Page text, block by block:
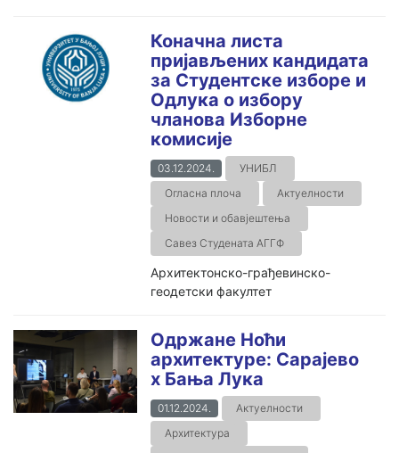
Коначна листа
пријављених кандидата
за Студентске изборе и
Одлука о избору
чланова Изборне
комисије
03.12.2024.
УНИБЛ
Огласна плоча
Актуелности
Новости и обавјештења
Савез Студената АГГФ
Архитектонско-грађевинскo-
геодетски факултет
Одржане Ноћи
архитектуре: Сарајево
x Бања Лука
01.12.2024.
Актуелности
Архитектура